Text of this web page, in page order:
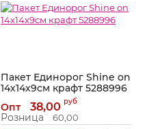
Пакет Единорог Shine on
14х14х9см крафт 5288996
Артикул: 5288996
Опт 38,00 руб
Розница 60,00